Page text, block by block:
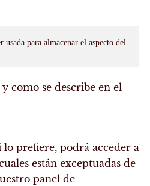
para almacenar el aspecto del
como se describe en el
lo prefiere, podrá acceder a
están exceptuadas de
panel de